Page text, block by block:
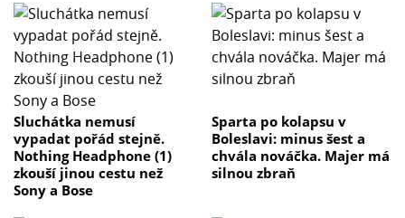
Sluchátka nemusí
vypadat pořád stejně.
Nothing Headphone (1)
zkouší jinou cestu než
Sony a Bose
Sparta po kolapsu v
Boleslavi: minus šest a
chvála nováčka. Majer má
silnou zbraň